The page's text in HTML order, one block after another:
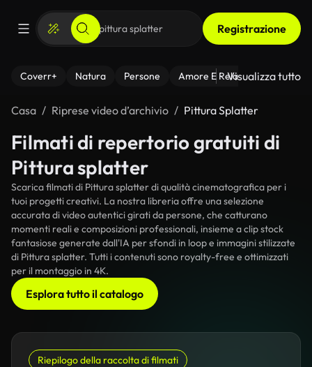
Registrazione
Coverr+ Natura Persone Amore E Relazioni Il
Visualizza tutto
Casa Riprese video d’archivio Pittura Splatter
Filmati di repertorio gratuiti di
Pittura splatter
Scarica filmati di Pittura splatter di qualità cinematografica per i
tuoi progetti creativi. La nostra libreria offre una selezione
accurata di video autentici girati da persone, che catturano
momenti reali e composizioni professionali, insieme a clip stock
fantasiose generate dall'IA per sfondi in loop e immagini stilizzate
di Pittura splatter. Tutti i contenuti sono royalty-free e ottimizzati
per il montaggio in 4K.
Esplora tutto il catalogo
Riepilogo della raccolta di filmati